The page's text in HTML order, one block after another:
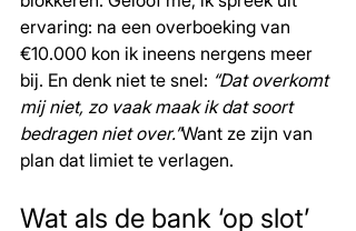
ervaring: na een overboeking van
€10.000 kon ik ineens nergens meer
bij. En denk niet te snel: “Dat overkomt
mij niet, zo vaak maak ik dat soort
bedragen niet over.”Want ze zijn van
plan dat limiet te verlagen.
Wat als de bank ‘op slot’